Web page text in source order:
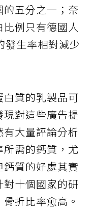
五分之一；奈
例只有德國人
發生率相對減少
質的乳製品可
對這些廣告提
大量評論分析
需的鈣質，尤
質的好處其實
對十個國家的研
折比率愈高。